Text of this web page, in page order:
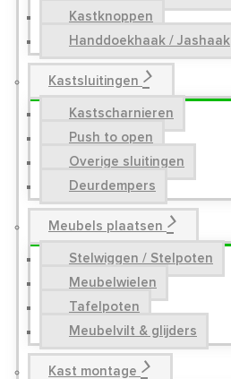
Kastknoppen
Handdoekhaak / Jashaak
Kastsluitingen
Kastscharnieren
Push to open
Overige sluitingen
Deurdempers
Meubels plaatsen
Stelwiggen / Stelpoten
Meubelwielen
Tafelpoten
Meubelvilt & glijders
Kast montage